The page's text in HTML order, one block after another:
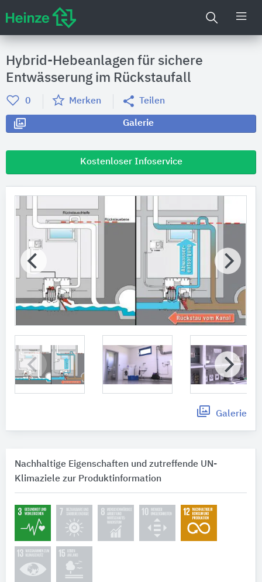
Hybrid-Hebeanlagen für sichere
Entwässerung im Rückstaufall
0 Merken Teilen
Galerie
Kostenloser Infoservice
Galerie
Nachhaltige Eigenschaften und zutreffende UN-
Klimaziele zur Produktinformation